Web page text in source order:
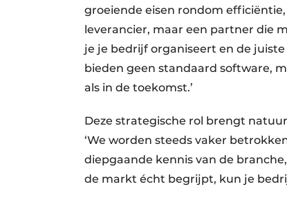
groeiende eisen rondom
leverancier, maar een partner die
je je bedrijf organiseert en de
bieden geen standaard software,
als in de toekomst.’
Deze strategische rol brengt
‘We worden steeds vaker
diepgaande kennis van de
de markt écht begrijpt, kun je